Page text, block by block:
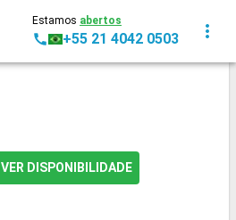
Estamos abertos
+55 21 4042 0503
VER DISPONIBILIDADE